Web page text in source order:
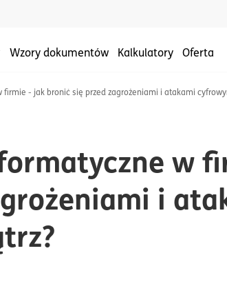
Wzory dokumentów Kalkulatory Oferta
firmie - jak bronić się przed zagrożeniami i atakami
w
i